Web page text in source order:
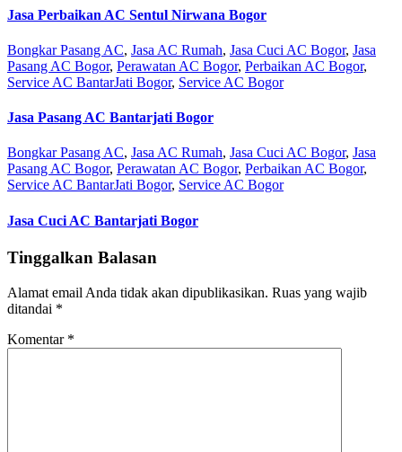
Jasa Perbaikan AC Sentul Nirwana Bogor
Bongkar Pasang AC, Jasa AC Rumah, Jasa Cuci AC Bogor, Jasa
Pasang AC Bogor, Perawatan AC Bogor, Perbaikan AC Bogor,
Service AC BantarJati Bogor, Service AC Bogor
Jasa Pasang AC Bantarjati Bogor
Bongkar Pasang AC, Jasa AC Rumah, Jasa Cuci AC Bogor, Jasa
Pasang AC Bogor, Perawatan AC Bogor, Perbaikan AC Bogor,
Service AC BantarJati Bogor, Service AC Bogor
Jasa Cuci AC Bantarjati Bogor
Tinggalkan Balasan
Alamat email Anda tidak akan dipublikasikan. Ruas yang wajib
ditandai *
Komentar *